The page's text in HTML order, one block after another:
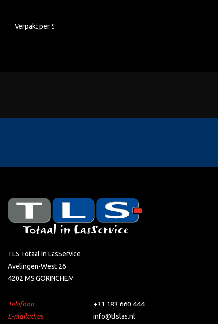
Verpakt per 5
TLS Totaal in LasService
Avelingen-West 26
4202 MS GORINCHEM
Telefoon
+31 183 660 444
E-mailadres
info@tlslas.nl